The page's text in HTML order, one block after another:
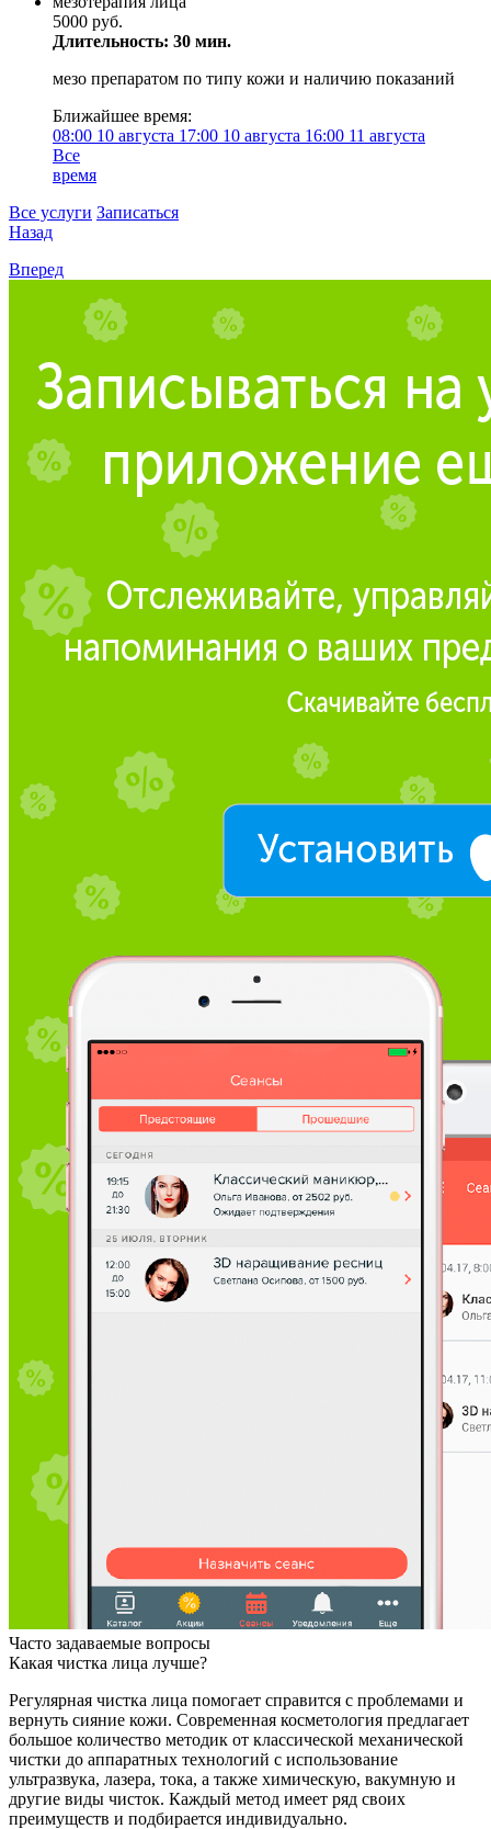
5000 руб.
Длительность: 30 мин.
мезо препаратом по типу кожи и наличию показаний
Ближайшее время:
08:00 10 августа 17:00 10 августа 16:00 11 августа
Все
время
Все услуги Записаться
Назад
Вперед
Часто задаваемые вопросы
Какая чистка лица лучше?
Регулярная чистка лица помогает справится с проблемами и
вернуть сияние кожи. Современная косметология предлагает
большое количество методик от классической механической
чистки до аппаратных технологий с использование
ультразвука, лазера, тока, а также химическую, вакумную и
другие виды чисток. Каждый метод имеет ряд своих
преимуществ и подбирается индивидуально.